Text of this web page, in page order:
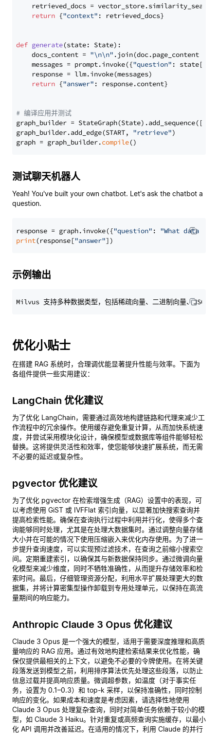
retrieved_docs =
return {"context" : retrieved_docs}
def generate(state: State):
    docs_content =
"\n\n" .join(doc.page_content
    messages = prompt.invoke({
"question" : state[
    response = llm.invoke(messages)
return {"answer" : response.content}
# 编译应用并测试
graph_builder =
graph_builder.add_edge(START, "retrieve")
graph = graph_builder.compile
测试聊天机器人
Yeah! You've built your own chatbot. Let's ask the chatbot a
question.
response = graph.invoke({"question" : "What data
print(response["answer"
示例输出
优化小贴士
在搭建 RAG 系统时，合理调优能显著提升性能与效率。下面为
各组件提供一些实用建议：
LangChain 优化建议
为了优化 LangChain，需要通过高效地构建链路和代理来减少工
作流程中的冗余操作。使用缓存避免重复计算，从而加快系统速
度，并尝试采用模块化设计，确保模型或数据库等组件能够轻松
替换。这将提供灵活性和效率，使您能够快速扩展系统，而无需
不必要的延迟或复杂性。
pgvector 优化建议
为了优化 pgvector 在检索增强生成（RAG）设置中的表现，可
以考虑使用 GiST 或 IVFFlat 索引向量，以显著加快搜索查询并
提高检索性能。确保在查询执行过程中利用并行化，使得多个查
询能够同时处理，尤其是在处理大数据集时。通过调整向量存储
大小并在可能的情况下使用压缩嵌入来优化内存使用。为了进一
步提升查询速度，可以实现预过滤技术，在查询之前缩小搜索空
间。定期重建索引，以确保其与新数据保持同步。通过微调向量
化模型来减少维度，同时不牺牲准确性，从而提升存储效率和检
索时间。最后，仔细管理资源分配，利用水平扩展处理更大的数
据集，并将计算密集型操作卸载到专用处理单元，以保持在高流
量期间的响应能力。
Anthropic Claude 3 Opus 优化建议
Claude 3 Opus 是一个强大的模型，适用于需要深度推理和高质
量响应的 RAG 应用。通过有效地构建检索结果来优化性能，确
保仅提供最相关的上下文，以避免不必要的令牌使用。在将关键
段落发送到模型之前，利用排序算法优先处理这些段落，以防止
信息过载并提高响应质量。微调超参数，如温度（对于事实任
务，设置为 0.1–0.3）和 top-k 采样，以保持准确性，同时控制
响应的变化。如果成本和速度是考虑因素，请选择性地使用
Claude 3 Opus 处理复杂查询，同时对简单任务依赖于较小的模
型，如 Claude 3 Haiku。针对重复或高频查询实施缓存，以最小
化 API 调用并改善延迟。在适用的情况下，利用 Claude 的并行